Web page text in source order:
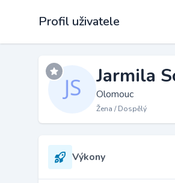
Profil uživatele
Jarmila
Olomouc
Žena / Dospělý
Výkony